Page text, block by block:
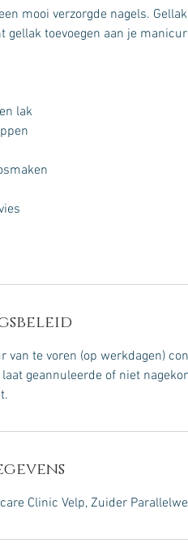
mooi verzorgde nagels.
gellak toevoegen aan je
lak
van te voren (op werkdagen)
laat geannuleerde of niet
Clinic Velp, Zuider